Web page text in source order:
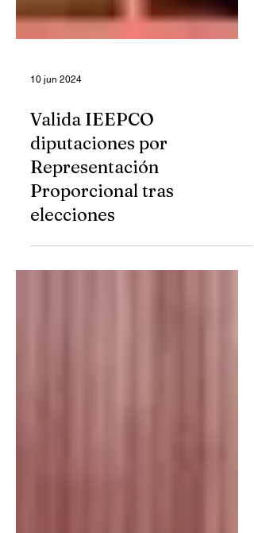
10 jun 2024
Valida IEEPCO
diputaciones por
Representación
Proporcional tras
elecciones